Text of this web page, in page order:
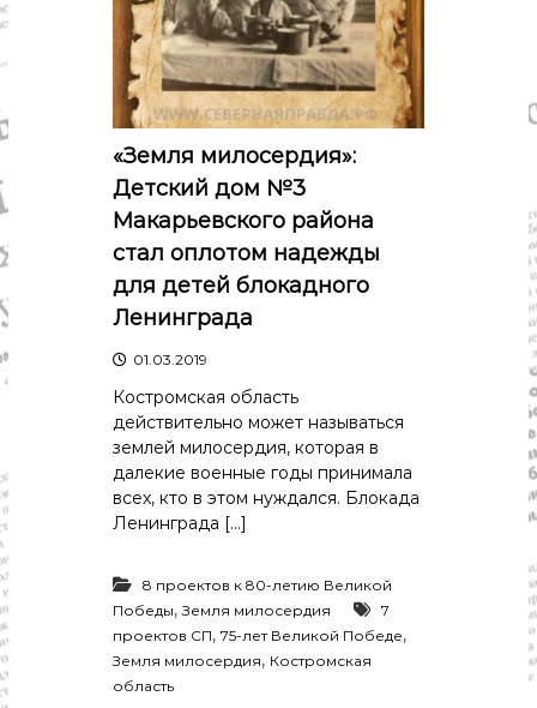
«Земля милосердия»:
Детский дом №3
Макарьевского района
стал оплотом надежды
для детей блокадного
Ленинграда
01.03.2019
Костромская область
действительно может называться
землей милосердия, которая в
далекие военные годы принимала
всех, кто в этом нуждался. Блокада
Ленинграда […]
8 проектов к 80-летию Великой
Победы,Земля милосердия
7
проектов СП,75-лет Великой Победе,
Земля милосердия, Костромская
область